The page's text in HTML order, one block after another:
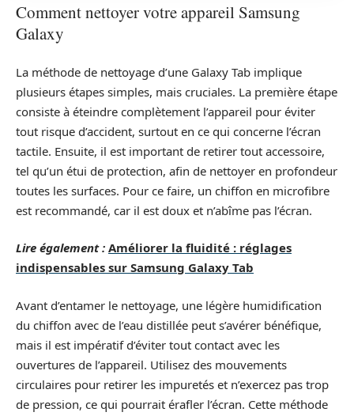
Comment nettoyer votre appareil Samsung
Galaxy
La méthode de nettoyage d’une Galaxy Tab implique
plusieurs étapes simples, mais cruciales. La première étape
consiste à éteindre complètement l’appareil pour éviter
tout risque d’accident, surtout en ce qui concerne l’écran
tactile. Ensuite, il est important de retirer tout accessoire,
tel qu’un étui de protection, afin de nettoyer en profondeur
toutes les surfaces. Pour ce faire, un chiffon en microfibre
est recommandé, car il est doux et n’abîme pas l’écran.
Lire également : Améliorer la fluidité : réglages
indispensables sur Samsung Galaxy Tab
Avant d’entamer le nettoyage, une légère humidification
du chiffon avec de l’eau distillée peut s’avérer bénéfique,
mais il est impératif d’éviter tout contact avec les
ouvertures de l’appareil. Utilisez des mouvements
circulaires pour retirer les impuretés et n’exercez pas trop
de pression, ce qui pourrait érafler l’écran. Cette méthode